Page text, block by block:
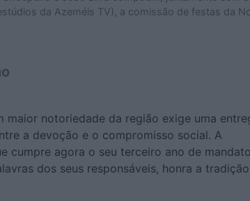
da Azeméis TV), a comissão de festas da
maior notoriedade da região exige uma
a devoção e o compromisso social. A
cumpre agora o seu terceiro ano de
dos seus responsáveis, honra a